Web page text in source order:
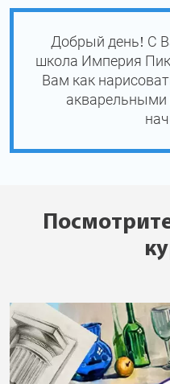
Добрый день! С
школа Империя
Вам как